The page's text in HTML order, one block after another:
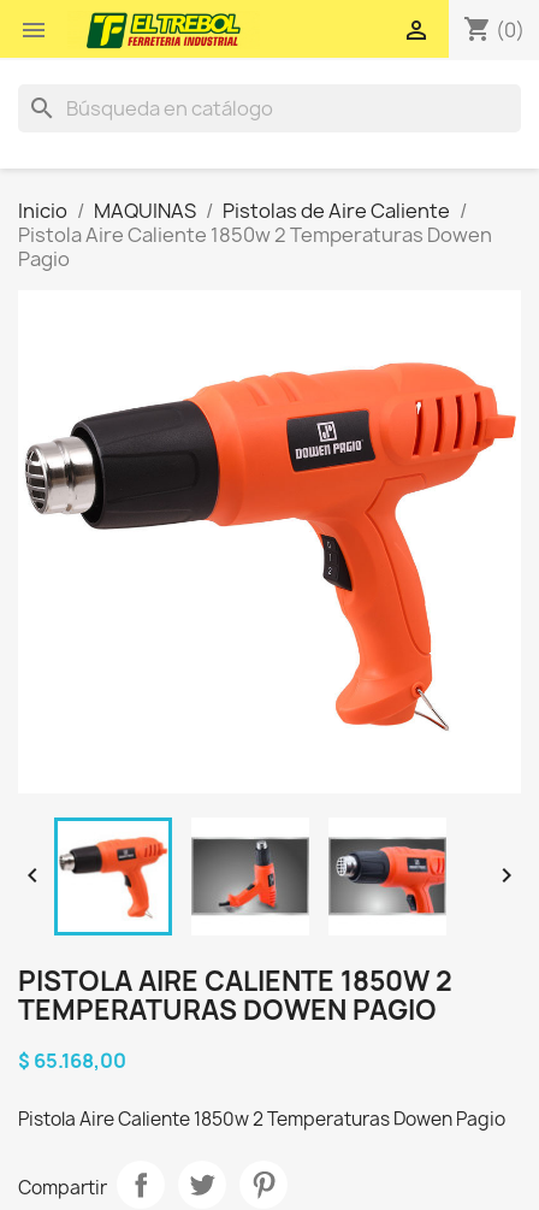
 shopping_cart (0)

search
Inicio MAQUINAS
Pistolas de Aire Caliente
Pistola Aire Caliente 1850w 2 Temperaturas Dowen
Pagio
 
PISTOLA AIRE CALIENTE 1850W 2
TEMPERATURAS DOWEN PAGIO
$ 65.168,00
Pistola Aire Caliente 1850w 2 Temperaturas Dowen Pagio
Compartir